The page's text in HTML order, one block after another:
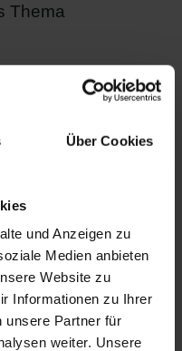
Über Cookies
und Anzeigen zu
Medien anbieten
Website zu
Informationen zu Ihrer
unsere Partner für
weiter. Unsere
Thema
Produkte
und
Einhaltung
der Anfang des
Transparenz in
um